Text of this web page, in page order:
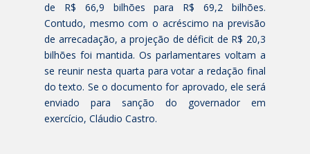
de R$ 66,9 bilhões para R$ 69,2 bilhões.
Contudo, mesmo com o acréscimo na previsão
de arrecadação, a projeção de déficit de R$ 20,3
bilhões foi mantida. Os parlamentares voltam a
se reunir nesta quarta para votar a redação final
do texto. Se o documento for aprovado, ele será
enviado para sanção do governador em
exercício, Cláudio Castro.